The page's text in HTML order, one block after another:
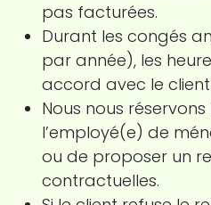
pas facturées.
Durant les congés
par année), les
accord avec le client.
Nous nous
l’employé(e) de
ou de proposer un
contractuelles.